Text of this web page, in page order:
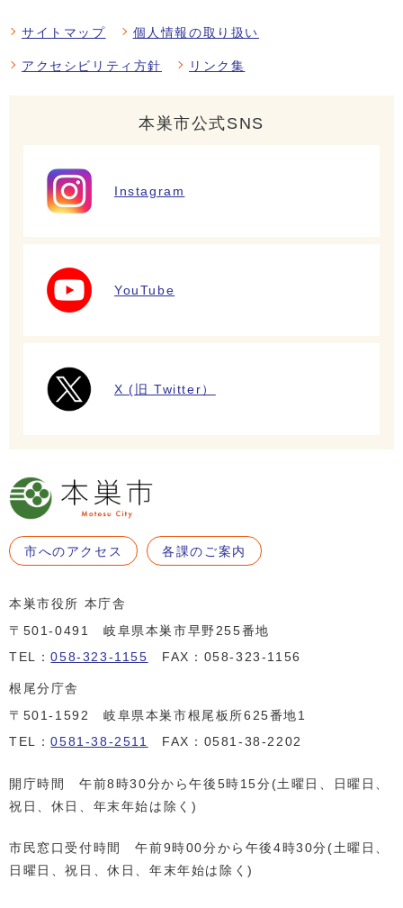
サイトマップ 個人情報の取り扱い
アクセシビリティ方針 リンク集
本巣市公式SNS
Instagram
YouTube
X (旧 Twitter）
市へのアクセス 各課のご案内
本巣市役所 本庁舎
〒501-0491 岐阜県本巣市早野255番地
TEL：058-323-1155 FAX：058-323-1156
根尾分庁舎
〒501-1592 岐阜県本巣市根尾板所625番地1
TEL：0581-38-2511 FAX：0581-38-2202
開庁時間 午前8時30分から午後5時15分(土曜日、日曜日、
祝日、休日、年末年始は除く)
市民窓口受付時間 午前9時00分から午後4時30分(土曜日、
日曜日、祝日、休日、年末年始は除く)